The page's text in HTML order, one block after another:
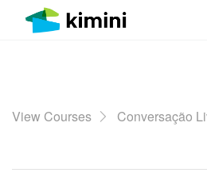
View Courses Conversação